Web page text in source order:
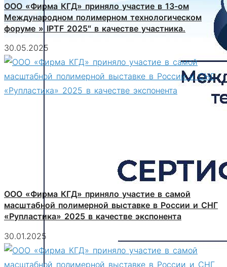
ООО «Фирма КГД» приняло участие в 13-ом
Международном полимерном технологическом
форуме » IPTF 2025″ в качестве участника.
30.05.2025
ООО «Фирма КГД» приняло участие в самой
масштабной полимерной выставке в России и СНГ
«Рупластика» 2025 в качестве экспонента
30.01.2025